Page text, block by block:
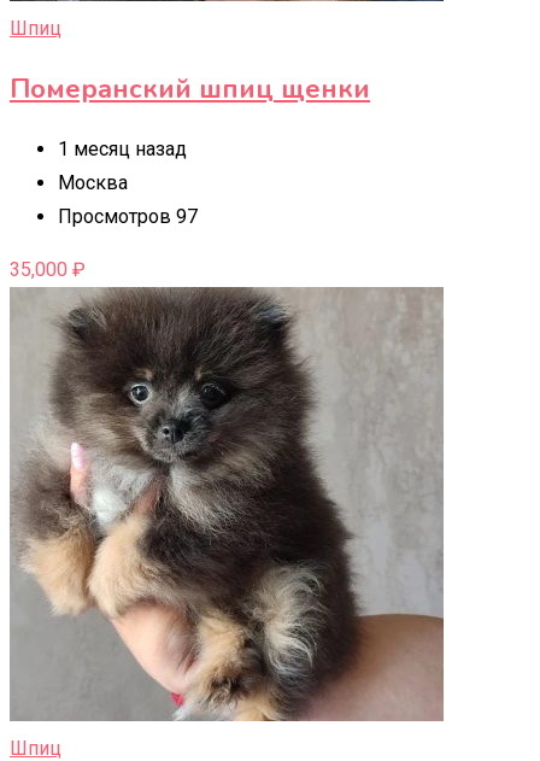
Шпиц
Померанский шпиц щенки
1 месяц назад
Москва
Просмотров 97
35,000 ₽
Шпиц